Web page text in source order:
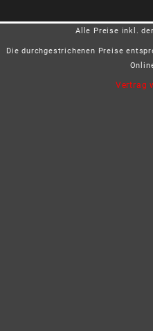
Alle Preise inkl.
Die durchgestrichenen Preise
Vertrag